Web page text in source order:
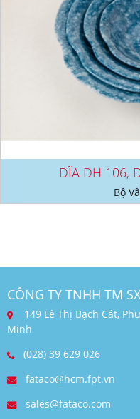
DĨA DH 106,
Bộ
CÔNG TY TNHH TM
149 Lê Thị Bạch Cát,
Minh
(028) 39 629 026
fataco@hcm.fpt.vn
sales@fataco.com